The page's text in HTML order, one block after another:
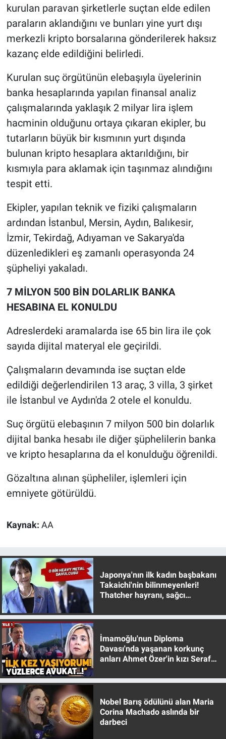
kurulan paravan şirketlerle suçtan elde edilen
paraların aklandığını ve bunları yine yurt dışı
merkezli kripto borsalarına gönderilerek haksız
kazanç elde edildiğini belirledi.
Kurulan suç örgütünün elebaşıyla üyelerinin
banka hesaplarında yapılan finansal analiz
çalışmalarında yaklaşık 2 milyar lira işlem
hacminin olduğunu ortaya çıkaran ekipler, bu
tutarların büyük bir kısmının yurt dışında
bulunan kripto hesaplara aktarıldığını, bir
kısmıyla para aklamak için taşınmaz alındığını
tespit etti.
Ekipler, yapılan teknik ve fiziki çalışmaların
ardından İstanbul, Mersin, Aydın, Balıkesir,
İzmir, Tekirdağ, Adıyaman ve Sakarya'da
düzenledikleri eş zamanlı operasyonda 24
şüpheliyi yakaladı.
7 MİLYON 500 BİN DOLARLIK BANKA
HESABINA EL KONULDU
Adreslerdeki aramalarda ise 65 bin lira ile çok
sayıda dijital materyal ele geçirildi.
Çalışmaların devamında ise suçtan elde
edildiği değerlendirilen 13 araç, 3 villa, 3 şirket
ile İstanbul ve Aydın'da 2 otele el konuldu.
Suç örgütü elebaşının 7 milyon 500 bin dolarlık
dijital banka hesabı ile diğer şüphelilerin banka
ve kripto hesaplarına da el konulduğu öğrenildi.
Gözaltına alınan şüpheliler, işlemleri için
emniyete götürüldü.
Kaynak: AA
Japonya'nın ilk kadın başbakanı
Takaichi'nin bilinmeyenleri!
Thatcher hayranı, sağcı
İmamoğlu'nun Diploma
Davası'nda yaşanan korkunç
anları Ahmet Özer'in kızı Seraf
Nobel Barış ödülünü alan Maria
Corina Machado aslında bir
darbeci
Kültür Sanat
Ne demişti
Nedir
Popüler
Programlar
Sağlık
Spor
Türkiye'nin Geleceği
Türkiye'nin Gündemi
Yerel Gündem
Yerel Yaşam